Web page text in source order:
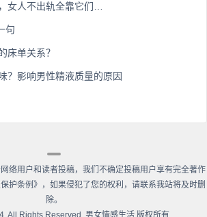
女人不出轨全靠它们…
句
床单关系？
？影响男性精液质量的原因
络用户和读者投稿，我们不确定投稿用户享有完全著作
护条例》，如果侵犯了您的权利，请联系我站将及时删
除。